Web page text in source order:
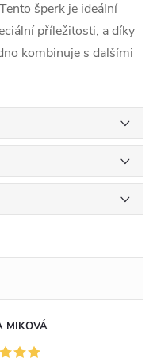
šperk je ideální
příležitosti, a díky
kombinuje s dalšími
MIKOVÁ